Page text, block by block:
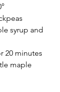
20 minutes